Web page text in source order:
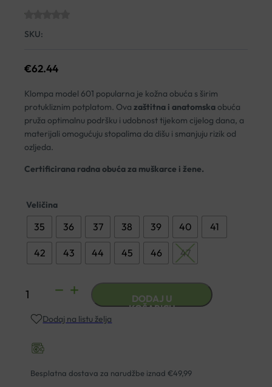
SKU:
€62.44
Klompa model 601 popularna je kožna obuća s širim
protukliznim potplatom. Ovazaštitna i anatomskaobuća
pruža optimalnu podršku i udobnost tijekom cijelog dana, a
materijali omogućuju stopalima da dišu i smanjuju rizik od
ozljeda.
Certificirana radna obuća za muškarce i žene.
Veličina
35 36 37 38 39 40 41
42 43 44 45 46 47
KLOMPE
BIO-
MODEL
601
DODAJ U
KOŠARICU
Dodaj na listu želja
Besplatna dostava za narudžbe iznad €49,99